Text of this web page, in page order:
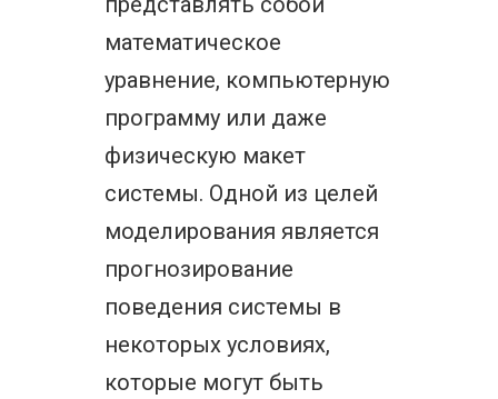
математическое
уравнение, компьютерную
программу или даже
физическую макет
системы. Одной из целей
моделирования является
прогнозирование
поведения системы в
некоторых условиях,
которые могут быть